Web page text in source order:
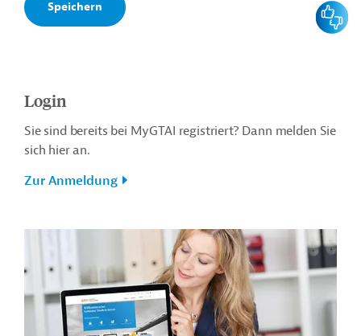
Login
Sie sind bereits bei MyGTAI registriert? Dann melden Sie
sich hier an.
Zur Anmeldung